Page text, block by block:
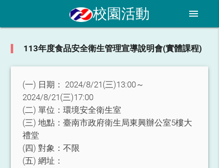
校園活動 menu
113年度食品安全衛生管理宣導說明會(實體課程)
(一) 日期： 2024/8/21(三)13:00～
2024/8/21(三)17:00
(二) 單位：環境安全衛生室
(三) 地點：臺南市政府衛生局東興辦公室5樓大
禮堂
(四) 對象：不限
(五) 網址：